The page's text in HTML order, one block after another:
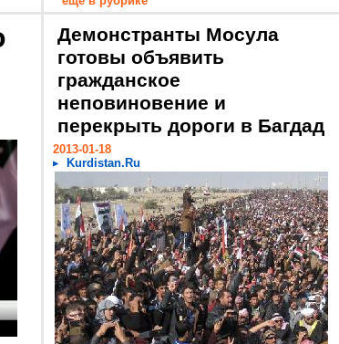
Демонстранты Мосула
готовы объявить
гражданское
неповиновение и
перекрыть дороги в Багдад
2013-01-18
Kurdistan.Ru